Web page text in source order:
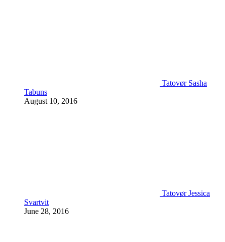
Tatovør Sasha
Tabuns
August 10, 2016
Tatovør Jessica
Svartvit
June 28, 2016